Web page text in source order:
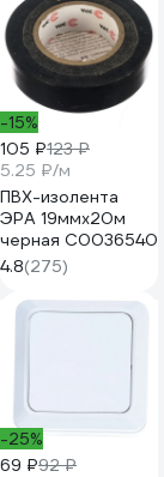
-15%
105 ₽123 ₽
5.25 ₽/м
ПВХ-изолента
ЭРА 19ммх20м
черная C0036540
4.8(275)
-25%
69 ₽92 ₽